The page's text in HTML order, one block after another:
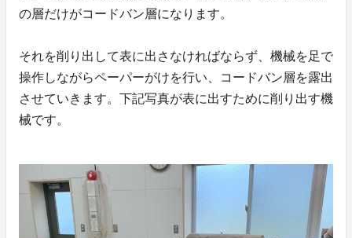
の層だけがコードバン層になります。
それを削り出して表に出さなければならず、機械を足で
操作しながらペーパーがけを行い、コードバン層を露出
させていきます。下記写真が表に出すために削り出す機
械です。